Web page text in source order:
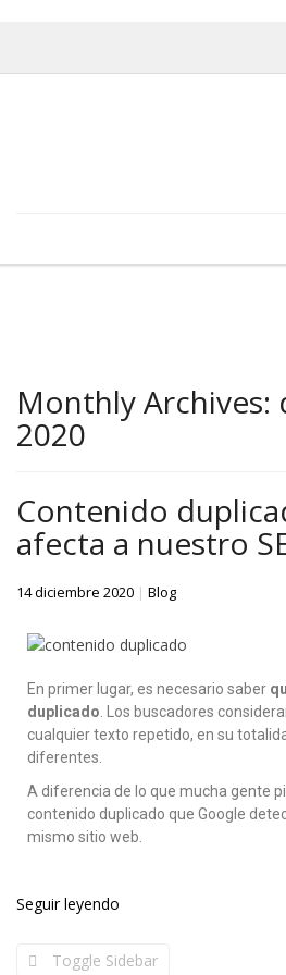
Monthly Archives:
2020
Contenido
afecta a nuestro
14 diciembre 2020 | Blog
En primer lugar, es necesario saber
duplicado . Los buscadores
cualquier texto repetido, en su
diferentes.
A diferencia de lo que mucha gente
contenido duplicado que Google
mismo sitio web.
Seguir leyendo
Toggle Sidebar